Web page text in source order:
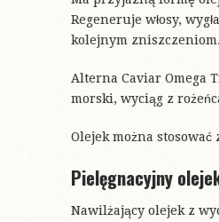
Regeneruje włosy,
kolejnym zniszczeniom.
Alterna Caviar Omega
morski, wyciąg z
Olejek można
Pielęgnacyjny
Nawilżający olejek z